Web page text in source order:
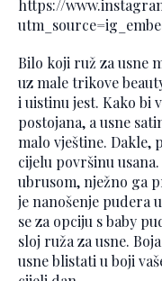
https://
Bilo koji ruž za usne
uz male trikove
i uistinu jest. Kako bi
postojana, a usne
malo vještine. Dakle,
cijelu površinu
ubrusom, nježno ga
je nanošenje pudera
se za opciju s baby
sloj ruža za usne.
usne blistati u boji